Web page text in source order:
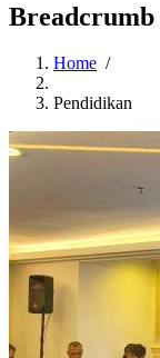
Breadcrumb
Home /
Pendidikan